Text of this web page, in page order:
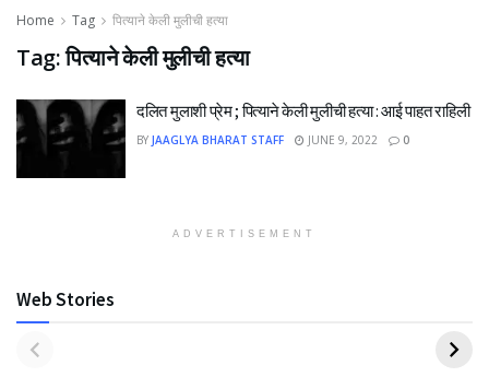
Home Tag पित्याने केली मुलीची हत्या
Tag:पित्याने केली मुलीची हत्या
दलित मुलाशी प्रेम ; पित्याने केली मुलीची हत्या : आई पाहत राहिली
BY JAAGLYA BHARAT STAFF JUNE 9, 2022 0
ADVERTISEMENT
Web Stories